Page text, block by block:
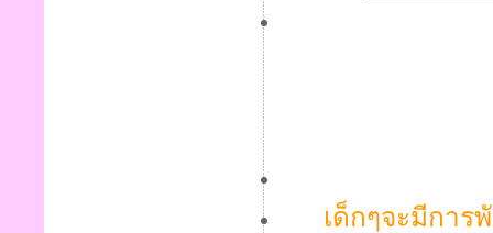
เด็กๆจะมีกา